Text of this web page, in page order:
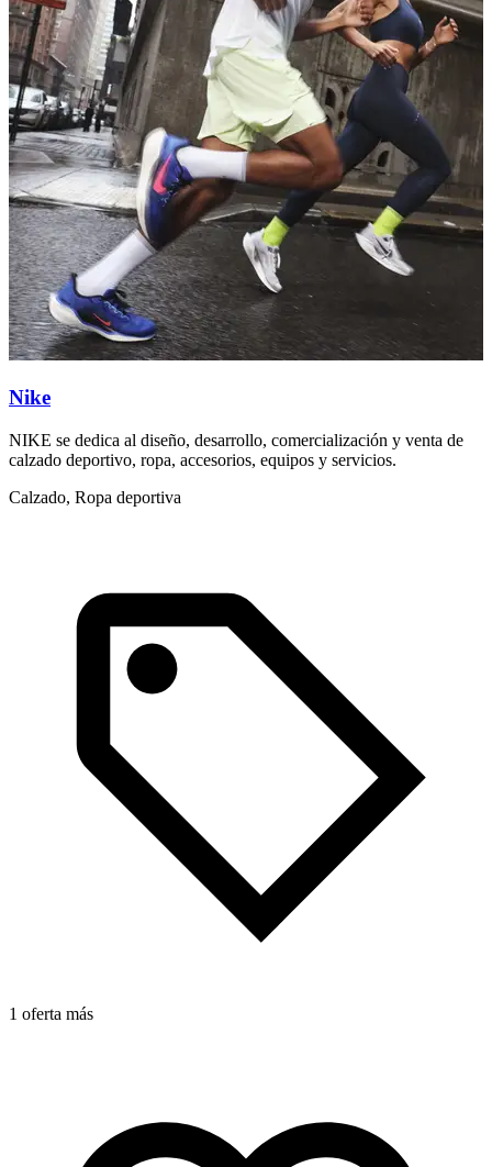
Nike
NIKE se dedica al diseño, desarrollo, comercialización y venta de
calzado deportivo, ropa, accesorios, equipos y servicios.
Calzado, Ropa deportiva
1 oferta más